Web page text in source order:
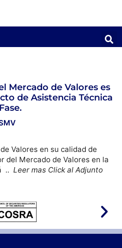
Mercado de Valores es
de Asistencia Técnica
Valores en su calidad de
del Mercado de Valores en la
..Leer mas Click al Adjunto